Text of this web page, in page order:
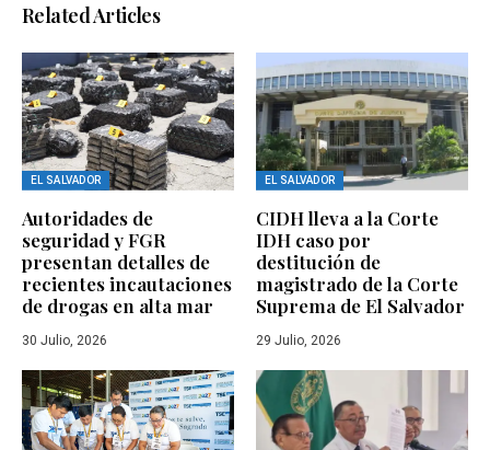
Related Articles
EL SALVADOR
Autoridades de
seguridad y FGR
presentan detalles de
recientes incautaciones
de drogas en alta mar
30 Julio, 2026
EL SALVADOR
CIDH lleva a la Corte
IDH caso por
destitución de
magistrado de la Corte
Suprema de El Salvador
29 Julio, 2026